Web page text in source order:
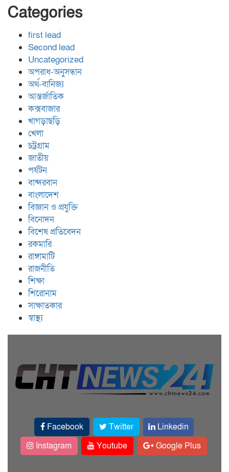
Categories
first lead
Second lead
Uncategorized
অপরাধ-অনুসন্ধান
অর্থ-বানিজ্য
আন্তর্জাতিক
কক্সবাজার
খাগড়াছড়ি
খেলা
চট্রগ্রাম
জাতীয়
পর্যটন
বান্দরবান
বাংলাদেশ
বিজ্ঞান ও প্রযুক্তি
বিনোদন
বিশেষ প্রতিবেদন
রকমারি
রাঙ্গামাটি
রাজনীতি
শিক্ষা
শিরোনাম
সাক্ষাতকার
স্বাস্থ্য
Facebook Twitter
Linkedin
Instagram
Youtube Google Plus